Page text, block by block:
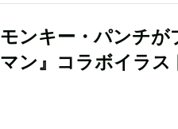
モンキー・パンチが
マン』コラボイラス